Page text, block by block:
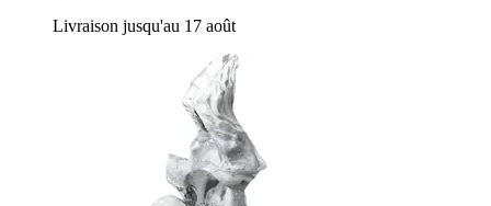
Livraison jusqu'au 17 août